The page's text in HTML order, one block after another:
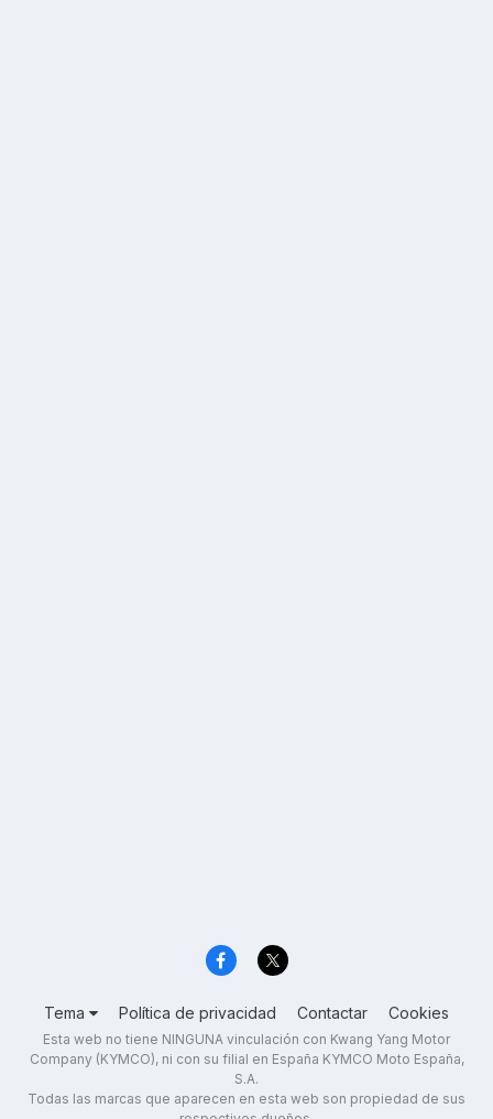
Tema Política de privacidad Contactar Cookies
Esta web no tiene NINGUNA vinculación con Kwang Yang Motor
Company (KYMCO), ni con su filial en España KYMCO Moto España,
S.A.
Todas las marcas que aparecen en esta web son propiedad de sus